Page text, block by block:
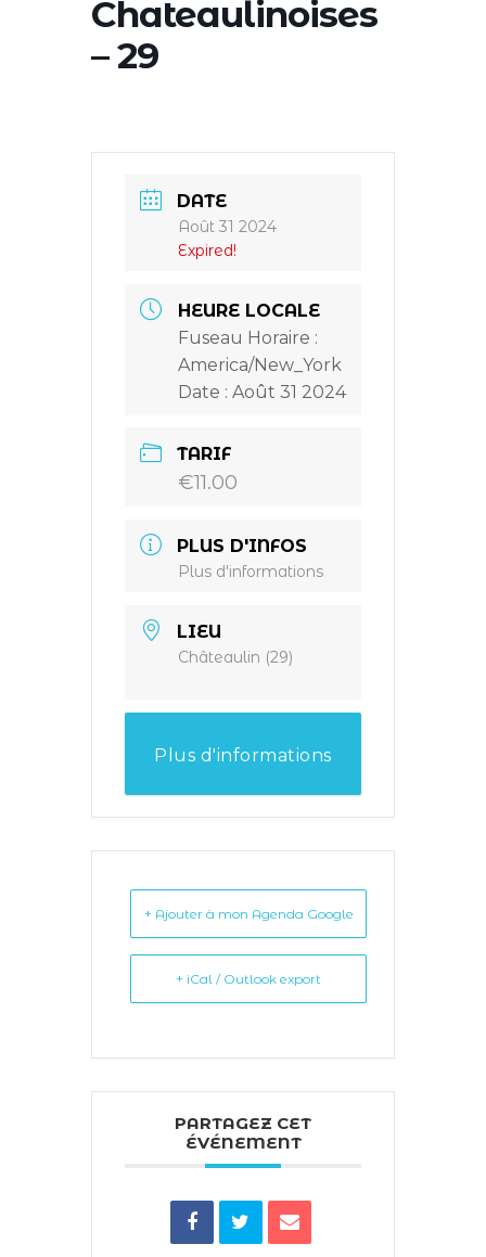
Chateaulinoises
– 29
DATE
Août 31 2024
Expired!
HEURE LOCALE
Fuseau Horaire :
America/New_York
Date : Août 31 2024
TARIF
€11.00
PLUS D'INFOS
Plus d'informations
LIEU
Châteaulin (29)
Plus d'informations
+ Ajouter à mon Agenda Google
+ iCal / Outlook export
PARTAGEZ CET
ÉVÉNEMENT